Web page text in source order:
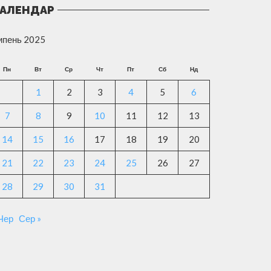
2025
Пн Вт Ср Чт Пт Сб Нд
1 2 3 4 5 6
7 8 9 10 11 12 13
14 15 16 17 18 19 20
21 22 23 24 25 26 27
28 29 30 31
Сер »